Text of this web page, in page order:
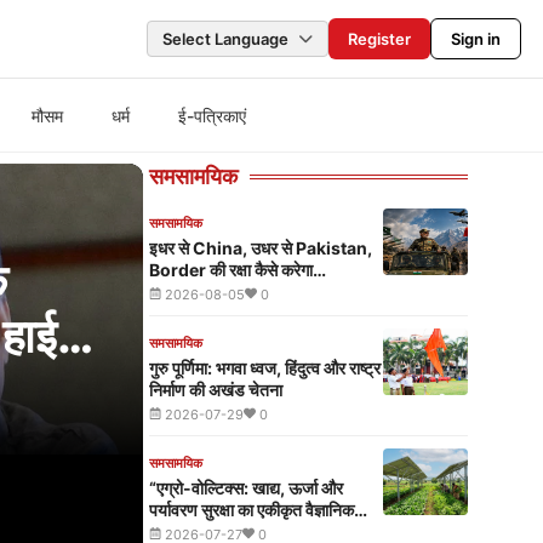
Select Language Register Sign in
मौसम धर्म ई-पत्रिकाएं
समसामयिक
समसामयिक
इधर से China, उधर से Pakistan,
Border की रक्षा कैसे करेगा
Hindustan? सामने आया पूरा प्लान
2026-08-05 0
समसामयिक
गुरु पूर्णिमा: भगवा ध्वज, हिंदुत्व और राष्ट्र
निर्माण की अखंड चेतना
2026-07-29 0
समसामयिक
“एग्रो-वोल्टिक्स: खाद्य, ऊर्जा और
पर्यावरण सुरक्षा का एकीकृत वैज्ञानिक
मॉडल”
2026-07-27 0